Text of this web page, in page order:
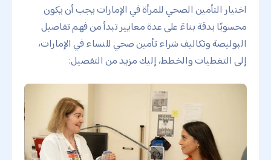
اختيار التأمين الصحي للمرأة في الإمارات يجب أن يكون
محسوبًا بدقة بناءَ على عدة معايير تبدأ من فهم تفاصيل
البوليصة وتكاليف شراء تأمين صحي للنساء في الإمارات،
إلى التغطيات والخطط، إليك مزيد من التفصيل: